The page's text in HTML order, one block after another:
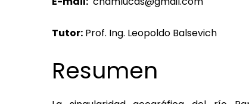
Tutor: Prof. Ing. Leopoldo Balsevich
Resumen